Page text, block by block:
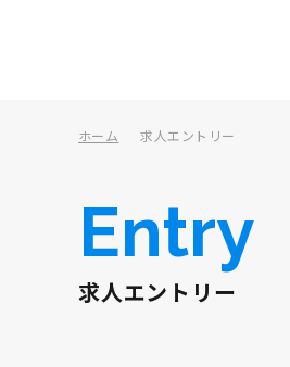
ホーム 求人エントリー
Entry
求人エントリー